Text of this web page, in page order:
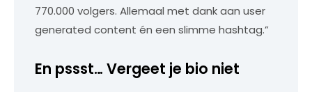
770.000 volgers. Allemaal met dank aan user
generated content én een slimme hashtag.”
En pssst… Vergeet je bio niet